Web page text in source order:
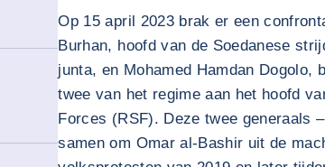
Op 15 april 2023 brak er een
Burhan, hoofd van de Soedanese
junta, en Mohamed Hamdan Dogolo,
twee van het regime aan het hoofd
Forces (RSF). Deze twee generaals
samen om Omar al-Bashir uit de